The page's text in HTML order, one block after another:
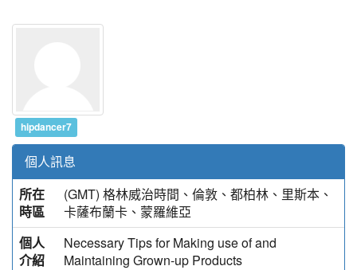
hipdancer7
個人訊息
所在
時區
(GMT) 格林威治時間、倫敦、都柏林、里斯本、
卡薩布蘭卡、蒙羅維亞
個人
介紹
Necessary Tips for Making use of and
Maintaining Grown-up Products